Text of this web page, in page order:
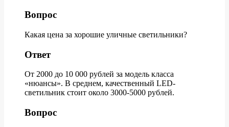
Вопрос
Какая цена за хорошие уличные светильники?
Ответ
От 2000 до 10 000 рублей за модель класса
«нюансы». В среднем, качественный LED-
светильник стоит около 3000-5000 рублей.
Вопрос